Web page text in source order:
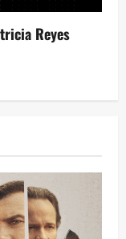
Reyes